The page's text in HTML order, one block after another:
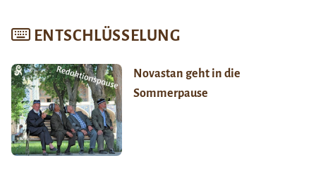
ENTSCHLÜSSELUNG
Novastan geht in die
Sommerpause